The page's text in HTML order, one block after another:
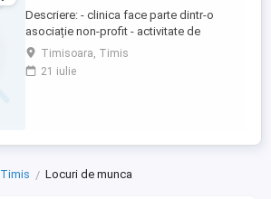
Descriere: - clinica face parte dintr-o
asociație non-profit - activitate de
psihiatrie generală - echipă
multidisciplinară: medici și personal
paramedical Salariu: între 5000 și 8000 net
Timisoara, Timis
21 iulie
Timis Locuri de munca